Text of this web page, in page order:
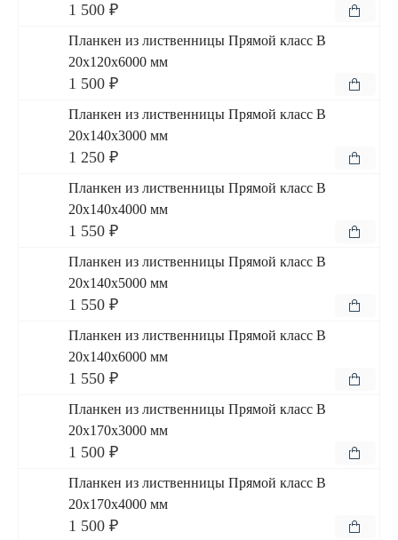
1 500 ₽
Планкен из лиственницы Прямой класс В
20x120x6000 мм
1 500 ₽
Планкен из лиственницы Прямой класс В
20x140x3000 мм
1 250 ₽
Планкен из лиственницы Прямой класс В
20x140x4000 мм
1 550 ₽
Планкен из лиственницы Прямой класс В
20x140x5000 мм
1 550 ₽
Планкен из лиственницы Прямой класс В
20x140x6000 мм
1 550 ₽
Планкен из лиственницы Прямой класс В
20x170x3000 мм
1 500 ₽
Планкен из лиственницы Прямой класс В
20x170x4000 мм
1 500 ₽